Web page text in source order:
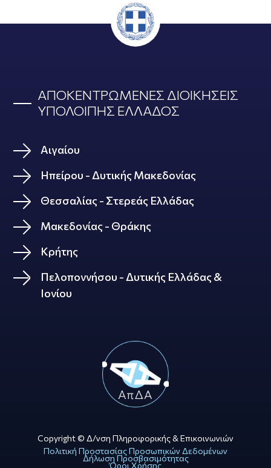
ΑΠΟΚΕΝΤΡΩΜΕΝΕΣ ΔΙΟΙΚΗΣΕΙΣ
ΥΠΟΛΟΙΠΗΣ ΕΛΛΑΔΟΣ
Αιγαίου
Ηπείρου - Δυτικής Μακεδονίας
Θεσσαλίας - Στερεάς Ελλάδας
Μακεδονίας - Θράκης
Κρήτης
Πελοποννήσου - Δυτικής Ελλάδας &
Ιονίου
Copyright © Δ/νση Πληροφορικής & Επικοινωνιών
Πολιτική Προστασίας Προσωπικών Δεδομένων
Δήλωση Προσβασιμότητας
Όροι Χρήσης